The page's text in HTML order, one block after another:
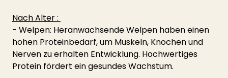
Nach Alter:
- Welpen: Heranwachsende Welpen haben einen
hohen Proteinbedarf, um Muskeln, Knochen und
Nerven zu erhalten Entwicklung. Hochwertiges
Protein fördert ein gesundes Wachstum.